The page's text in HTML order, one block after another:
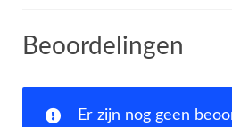
Beoordelingen
Er zijn nog geen